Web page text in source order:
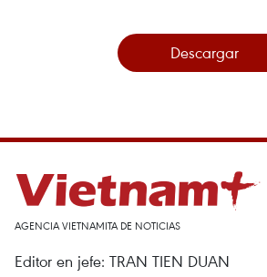
Descargar
AGENCIA VIETNAMITA DE NOTICIAS
Editor en jefe: TRAN TIEN DUAN